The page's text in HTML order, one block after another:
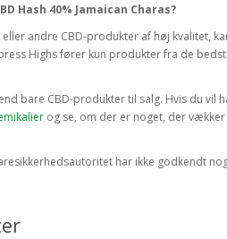
Hash 40% Jamaican Charas?
andre CBD-produkter af høj kvalitet,
Highs fører kun produkter fra de
bare CBD-produkter til salg. Hvis du vil
og se, om der er noget, der
har ikke godkendt